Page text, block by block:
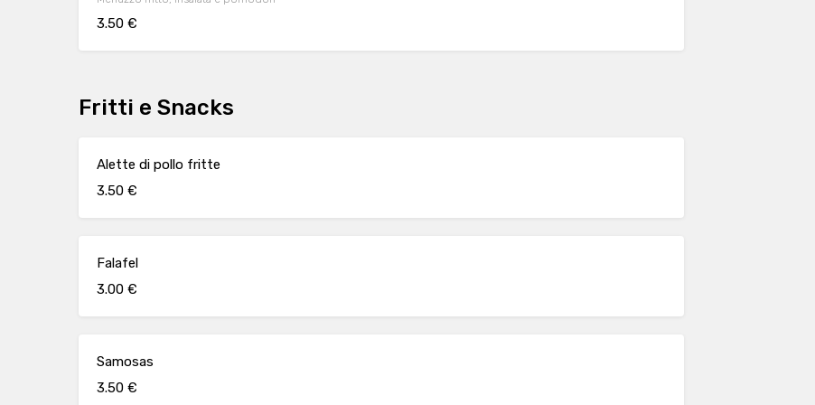
3.50 €
Fritti e Snacks
Alette di pollo fritte
3.50 €
Falafel
3.00 €
Samosas
3.50 €